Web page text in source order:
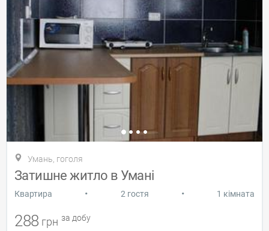
Умань, гоголя
Затишне житло в Умані
Квартира • 2 гостя • 1 кімната
288 грн за добу